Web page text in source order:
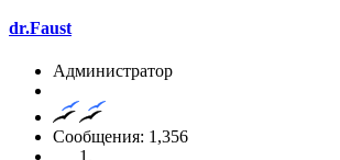
dr.Faust
Администратор
Сообщения: 1,356